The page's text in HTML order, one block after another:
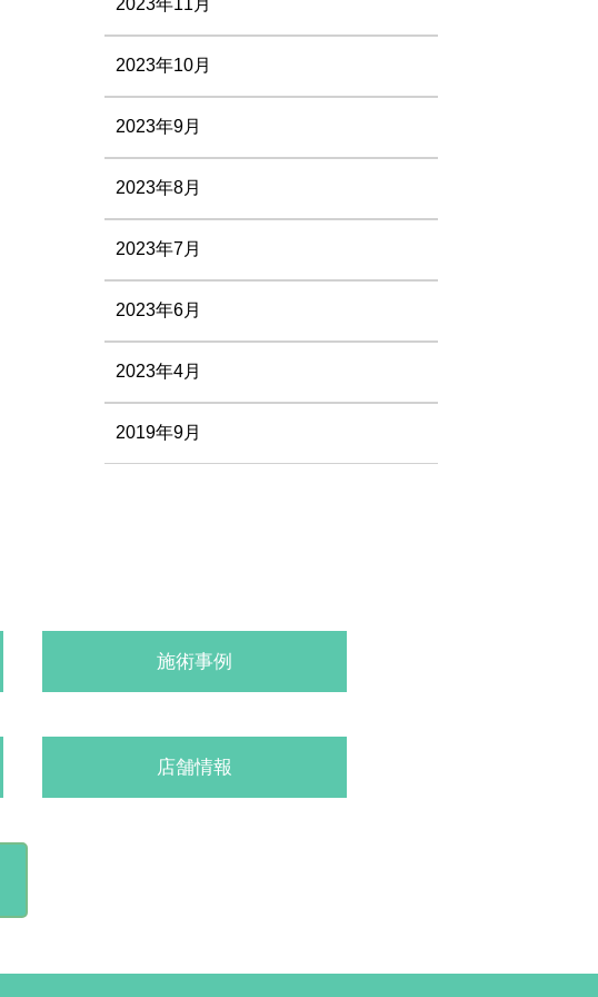
2023年11月
2023年10月
2023年9月
2023年8月
2023年7月
2023年6月
2023年4月
2019年9月
施術事例
店舗情報